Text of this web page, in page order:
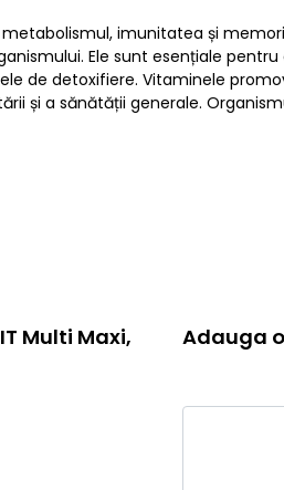
imunitatea și
Ele sunt esențiale
de detoxifiere. Vitaminele
și a sănătății generale.
Multi Maxi,
Adauga